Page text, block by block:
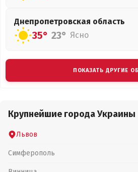
Днепропетровская область
35° 23° Ясно
ПОКАЗАТЬ ДРУГИЕ
Крупнейшие города Украины
Львов
Симферополь